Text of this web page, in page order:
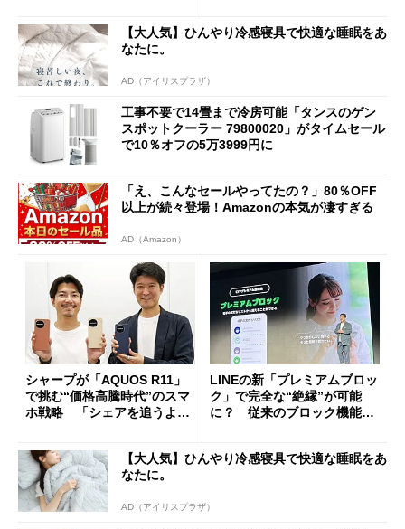
【大人気】ひんやり冷感寝具で快適な睡眠をあ
なたに。
AD（アイリスプラザ）
工事不要で14畳まで冷房可能「タンスのゲン
スポットクーラー 79800020」がタイムセール
で10％オフの5万3999円に
「え、こんなセールやってたの？」80％OFF
以上が続々登場！Amazonの本気が凄すぎる
AD（Amazon）
シャープが「AQUOS R11」
で挑む“価格高騰時代”のスマ
ホ戦略 「シェアを追うより
LINEの新「プレミアムブロッ
ク」で完全な“絶縁”が可能
に？ 従来のブロック機能と
【大人気】ひんやり冷感寝具で快適な睡眠をあ
なたに。
AD（アイリスプラザ）